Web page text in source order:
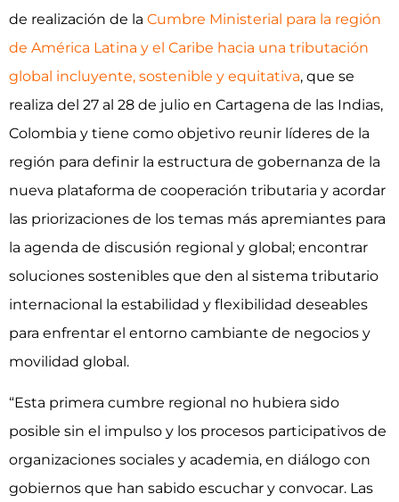
de realización de la Cumbre Ministerial para la región
de América Latina y el Caribe hacia una tributación
global incluyente, sostenible y equitativa, que se
realiza del 27 al 28 de julio en Cartagena de las Indias,
Colombia y tiene como objetivo reunir líderes de la
región para definir la estructura de gobernanza de la
nueva plataforma de cooperación tributaria y acordar
las priorizaciones de los temas más apremiantes para
la agenda de discusión regional y global; encontrar
soluciones sostenibles que den al sistema tributario
internacional la estabilidad y flexibilidad deseables
para enfrentar el entorno cambiante de negocios y
movilidad global.
“Esta primera cumbre regional no hubiera sido
posible sin el impulso y los procesos participativos de
organizaciones sociales y academia, en diálogo con
gobiernos que han sabido escuchar y convocar. Las